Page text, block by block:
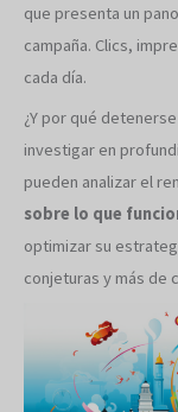
que presenta un
campaña. Clics,
cada día.
¿Y por qué
investigar en
pueden analizar el
sobre lo que
optimizar su
conjeturas y más de